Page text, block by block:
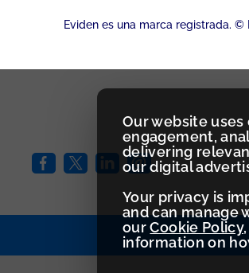
Our website
engagement,
delivering
our digital
Your privacy is
and can manage
ourCookie Policy
information on
Eviden es una marca registrada. ©